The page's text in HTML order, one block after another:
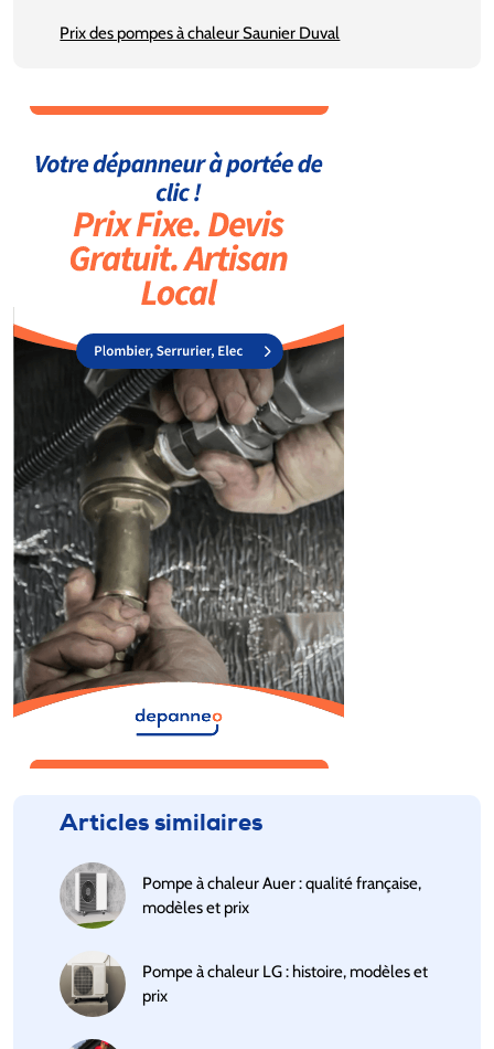
Prix des pompes à chaleur Saunier Duval
Articles similaires
Pompe à chaleur Auer : qualité française,
modèles et prix
Pompe à chaleur LG : histoire, modèles et
prix